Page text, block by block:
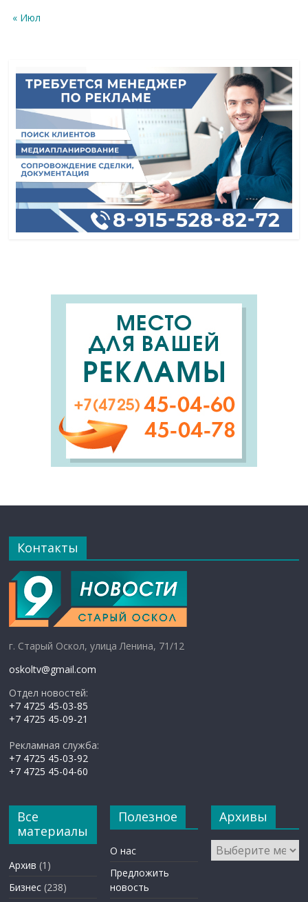
« Июл
Контакты
г. Старый Оскол, улица Ленина, 71/12
oskoltv@gmail.com
Отдел новостей:
+7 4725 45-03-85
+7 4725 45-09-21
Рекламная служба:
+7 4725 45-03-92
+7 4725 45-04-60
Все
материалы
Архив (1)
Бизнес (238)
Полезное
О нас
Предложить
новость
Архивы
Архивы